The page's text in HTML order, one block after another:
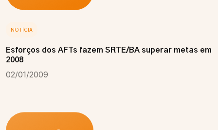
NOTÍCIA
Esforços dos AFTs fazem SRTE/BA superar metas em
2008
02/01/2009